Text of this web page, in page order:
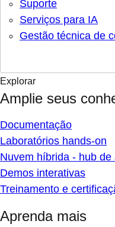
Suporte
Serviços para IA
Gestão técnica de
Explorar
Amplie seus
Documentação
Laboratórios hands-on
Nuvem híbrida - hub de
Demos interativas
Treinamento e
Aprenda mais